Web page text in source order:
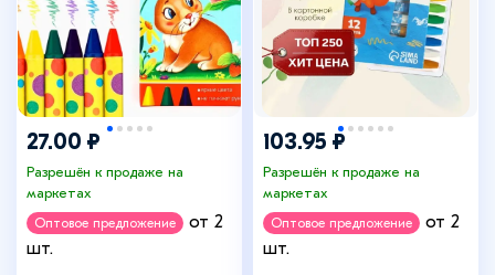
27.00 ₽
Разрешён к продаже на
маркетах
Оптовое предложение
от 2
шт.
103.95 ₽
Разрешён к продаже на
маркетах
Оптовое предложение
от 2
шт.